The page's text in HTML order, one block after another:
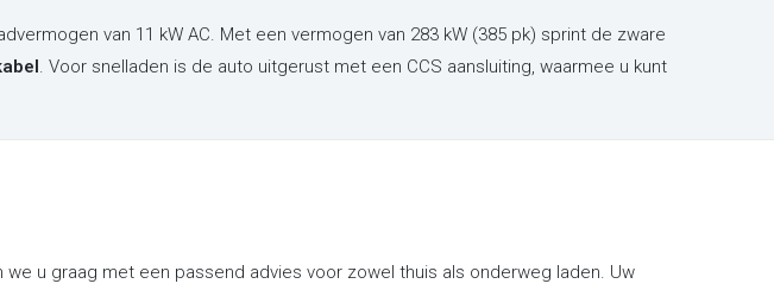
van 11 kW AC. Met een vermogen van 283 kW (385 pk) sprint de zware
. Voor snelladen is de auto uitgerust met een CCS aansluiting, waarmee u kunt
we u graag met een passend advies voor zowel thuis als onderweg laden. Uw